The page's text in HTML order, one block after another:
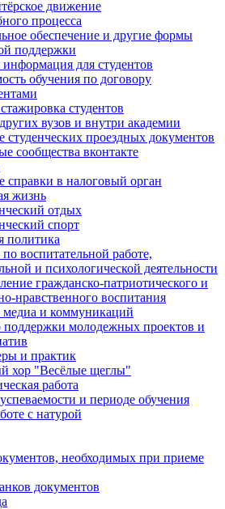
движение
процесса
обеспечение и другие формы
поддержки
для студентов
обучения по договору
студентов
вузов и внутри академии
проездных документов
сообщества вконтакте
справки в налоговый орган
жизнь
отдых
спорт
политика
воспитательной работе,
и психологической деятельности
гражданско-патриотического и
нравственного воспитания
медиа и коммуникаций
поддержки молодежных проектов и
и практик
хор "Весёлые щеглы"
работа
и периоде обучения
с натурой
необходимых при приеме
документов